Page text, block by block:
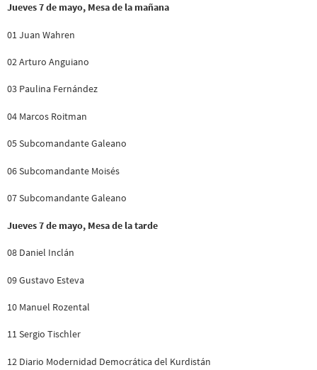
Jueves 7 de mayo, Mesa de la mañana
01 Juan Wahren
02 Arturo Anguiano
03 Paulina Fernández
04 Marcos Roitman
05 Subcomandante Galeano
06 Subcomandante Moisés
07 Subcomandante Galeano
Jueves 7 de mayo, Mesa de la tarde
08 Daniel Inclán
09 Gustavo Esteva
10 Manuel Rozental
11 Sergio Tischler
12 Diario Modernidad Democrática del Kurdistán